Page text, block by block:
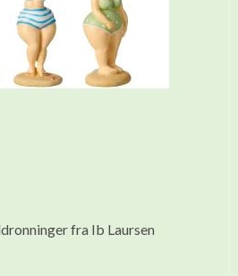
fra Ib Laursen